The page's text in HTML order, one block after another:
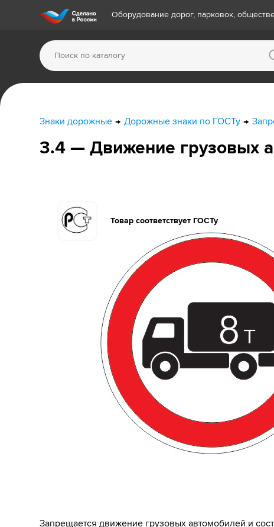
Оборудование дорог, парковок,
Знаки дорожные Дорожные знаки по ГОСТу
3.4 — Движение грузовых
Товар соответствует ГОСТу
Запрещается движение грузовых автомобилей и